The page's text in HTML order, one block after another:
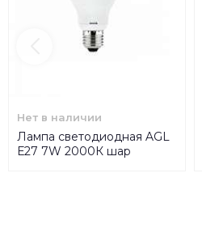
Нет в наличии
Лампа светодиодная AGL
Е27 7W 2000К шар